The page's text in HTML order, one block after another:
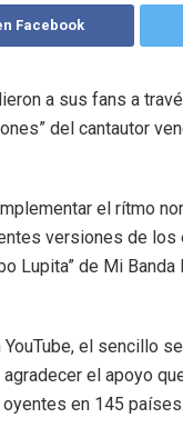
Facebook
a sus fans a
del cantautor
el rítmo
versiones de los
Lupita” de Mi
el sencillo
el apoyo
en 145